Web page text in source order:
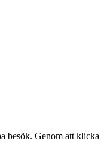
besök. Genom att